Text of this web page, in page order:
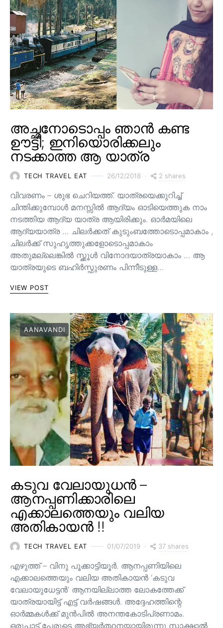
അച്ഛനോടൊപ്പം ഞാൻ കണ്ട
ഊട്ടി; ഇനിയൊരിക്കലും
നടക്കാത്ത ആ യാത്ര
TECH TRAVEL EAT 26/12/2018 2 shares
വിവരണം – ശുഭ ചെറിയത്ത്. യാത്രയെക്കുറിച്ച്
ചിന്തിക്കുമ്പോൾ മനസ്സിൽ ആദ്യം ഓടിയെത്തുക നാം
നടത്തിയ ആദ്യ യാത്ര ആയിരിക്കും. ഓർമയിലെ
ആദ്യയാത്ര … ചിലർക്കത് കുടുംബത്തോടൊപ്പമാകാം ,
ചിലർക്ക് സുഹൃത്തുക്കളോടൊപ്പമാകാം
അതുമല്ലെങ്കിൽ സ്ക്കൂൾ വിനോദയാത്രയാകാം … ആ
യാത്രയുടെ ബഹിർസ്ഫുരണം പിന്നീടുള്ള…
VIEW POST
AANAVANDI
കടുവ വേലായുധൻ –
ആനപ്പണിക്കാരിലെ
എക്കാലത്തെയും വലിയ
അതികായൻ !!
TECH TRAVEL EAT 01/07/2019 37 shares
എഴുത്ത് – വിനു പൂക്കാട്ടിയൂർ. ആനപ്പണിയിലെ
എക്കാലത്തെയും വലിയ അതികായൻ ‘കടുവ
വേലായുധേട്ടൻ’ ആനയില്ലാത്ത ലോകത്തേക്ക്
യാത്രയായിട്ട് എട്ട് വർഷങ്ങൾ. അദ്ദേഹത്തിന്റെ
ഓർമ്മകൾക്ക് മുൻപിൽ അനന്തകോടിപ്രണാമം.
ഒരുപാട് പേരുടെ അഭ്യർത്ഥനയായിരുന്നു സാക്ഷാൽ